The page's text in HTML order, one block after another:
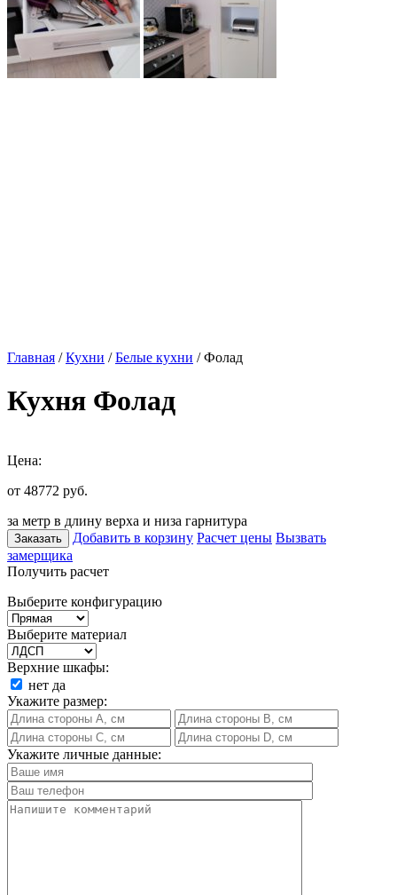
Главная /Кухни /Белые кухни / Фолад
Кухня Фолад
Цена:
от 48772 руб.
за метр в длину верха и низа гарнитура
Заказать Добавить в корзину Расчет цены Вызвать
замерщика
Получить расчет
Выберите конфигурацию
Выберите материал
Верхние шкафы:
нет да
Укажите размер:
Укажите личные данные: